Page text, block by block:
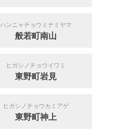
ハンニャチョウミナミヤマ
般若町南山
ヒガシノチョウイワミ
東野町岩見
ヒガシノチョウカミアゲ
東野町神上